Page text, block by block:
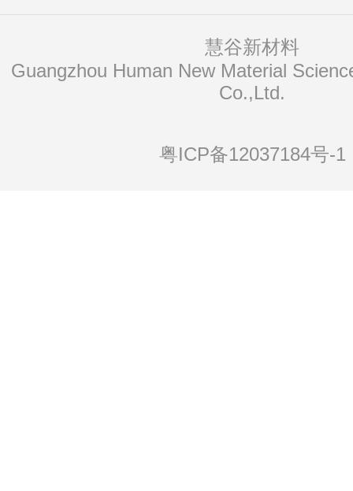
慧谷新材料
Co.,Ltd.
粤ICP备12037184号-1